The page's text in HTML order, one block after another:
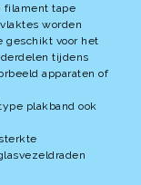
filament tape
worden
geschikt voor het
tijdens
apparaten of
plakband ook